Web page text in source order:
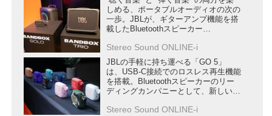
しめる、ポータブルオーディオの次の
一歩。JBLが、ギターアンプ機能を搭
載したBluetoothスピーカー
をスタート
Stereo Sound ONLINE-i
JBLの手軽に持ち運べる「GO 5」
は、USB-C接続でのロスレス再生機能
を搭載。Bluetoothスピーカーのリー
ディングカンパニーとして、新しい使
Stereo Sound ONLINE-i